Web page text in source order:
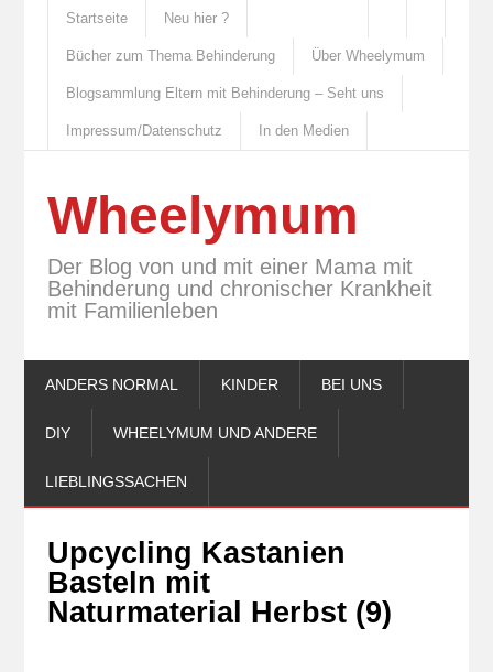
Startseite Neu hier ?
Bücher zum Thema Behinderung Über Wheelymum
Blogsammlung Eltern mit Behinderung – Seht uns
Impressum/Datenschutz In den Medien
Wheelymum
Der Blog von und mit einer Mama mit
Behinderung und chronischer Krankheit
mit Familienleben
ANDERS NORMAL KINDER BEI UNS
DIY WHEELYMUM UND ANDERE
LIEBLINGSSACHEN
Upcycling Kastanien
Basteln mit
Naturmaterial Herbst (9)